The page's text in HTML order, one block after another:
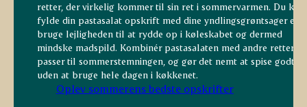
retter, der virkelig kommer til sin ret i sommervarmen. Du kan
fylde din pastasalat opskrift med dine yndlingsgrøntsager
bruge lejligheden til at rydde op i køleskabet og dermed
mindske madspild. Kombinér pastasalaten med andre retter,
passer til sommerstemningen, og gør det nemt at spise godt
uden at bruge hele dagen i køkkenet.
Oplev sommerens bedste opskrifter